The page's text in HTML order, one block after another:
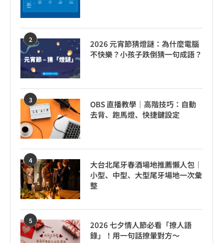
2
2026 元宵節猜燈謎：為什麼電腦
不快樂？小孩子跌倒猜一句成語？
3
OBS 直播教學｜高階技巧：自動
去背、跑馬燈、快捷鍵設定
4
大台北尾牙春酒場地推薦懶人包｜
小型、中型、大型尾牙場地一次彙
整
5
2026 七夕情人節必看「撩人語
錄」！用一句話撩暈對方～